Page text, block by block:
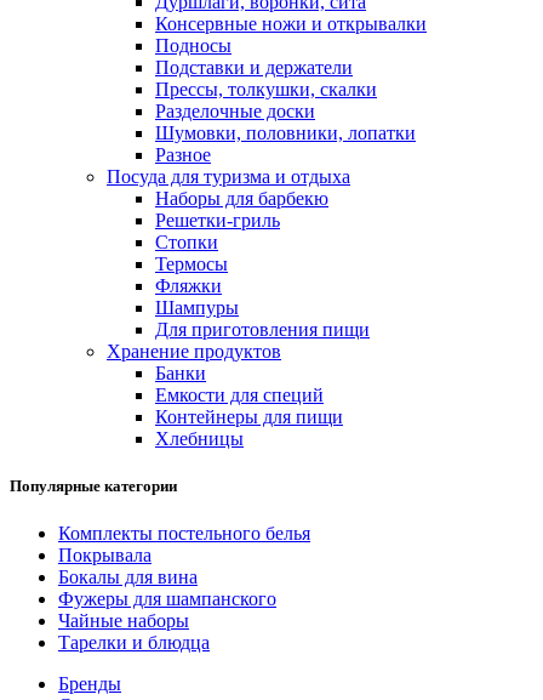
Консервные ножи и открывалки
Подносы
Подставки и держатели
Прессы, толкушки, скалки
Разделочные доски
Шумовки, половники, лопатки
Разное
Посуда для туризма и отдыха
Наборы для барбекю
Решетки-гриль
Стопки
Термосы
Фляжки
Шампуры
Для приготовления пищи
Хранение продуктов
Банки
Емкости для специй
Контейнеры для пищи
Хлебницы
Популярные категории
Комплекты постельного белья
Покрывала
Бокалы для вина
Фужеры для шампанского
Чайные наборы
Тарелки и блюдца
Бренды